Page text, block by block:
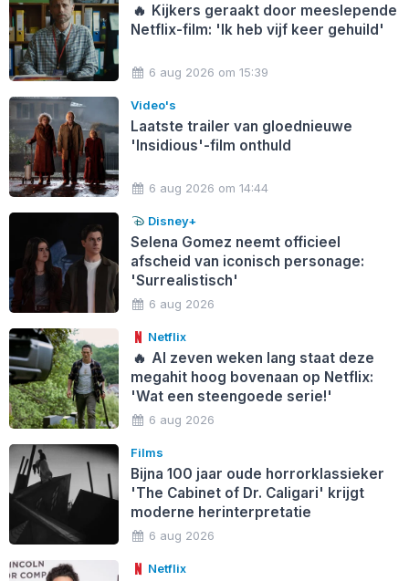
🔥 Kijkers geraakt door meeslepende
Netflix-film: 'Ik heb vijf keer gehuild'
6 aug 2026 om 15:39
Video's
Laatste trailer van gloednieuwe
'Insidious'-film onthuld
6 aug 2026 om 14:44
Disney+
Selena Gomez neemt officieel
afscheid van iconisch personage:
'Surrealistisch'
6 aug 2026
Netflix
🔥 Al zeven weken lang staat deze
megahit hoog bovenaan op Netflix:
'Wat een steengoede serie!'
6 aug 2026
Films
Bijna 100 jaar oude horrorklassieker
'The Cabinet of Dr. Caligari' krijgt
moderne herinterpretatie
6 aug 2026
Netflix